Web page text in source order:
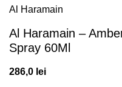
Al Haramain
Al Haramain –
Spray 60Ml
286,0 lei